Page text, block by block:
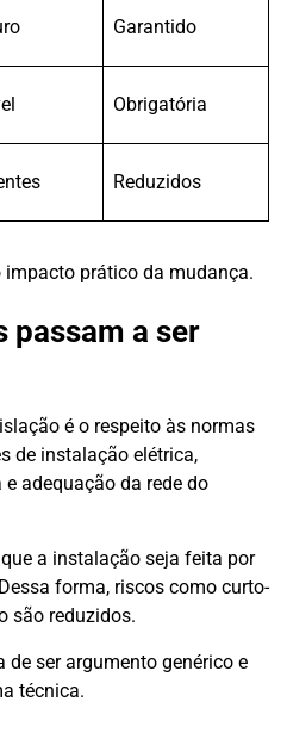
Garantido
Obrigatória
Reduzidos
prático da mudança.
passam a ser
é o respeito às normas
de instalação elétrica,
adequação da rede do
a instalação seja feita por
forma, riscos como curto-
são reduzidos.
de ser argumento genérico e
técnica.